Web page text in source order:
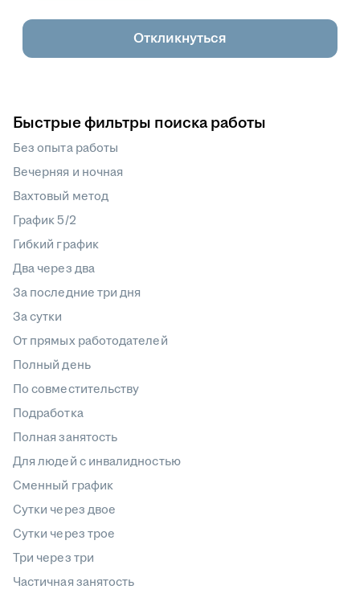
Откликнуться
Быстрые фильтры поиска работы
Без опыта работы
Вечерняя и ночная
Вахтовый метод
График 5/2
Гибкий график
Два через два
За последние три дня
За сутки
От прямых работодателей
Полный день
По совместительству
Подработка
Полная занятость
Для людей с инвалидностью
Сменный график
Сутки через двое
Сутки через трое
Три через три
Частичная занятость